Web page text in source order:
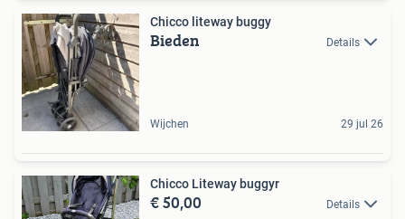
Chicco liteway buggy
Bieden Details
Wijchen 29 jul 26
Chicco Liteway buggyr
€ 50,00 Details